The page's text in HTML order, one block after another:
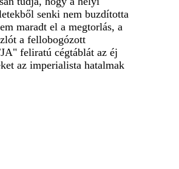
senki nem buzdította
maradt el a megtorlás, a
a fellobogózott
feliratú cégtáblát az éj
az imperialista hatalmak